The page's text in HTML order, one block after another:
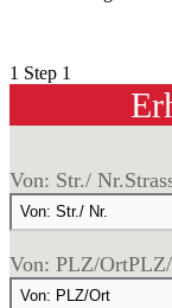
1 Step 1
Von: Str./ Nr.
Von: PLZ/Ort